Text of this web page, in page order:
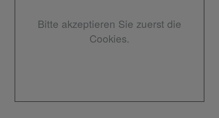
Bitte akzeptieren Sie zuerst die
Cookies.